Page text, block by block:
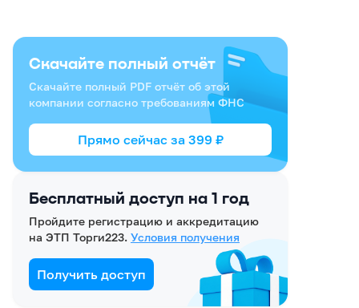
Бесплатный доступ на 1 год
Пройдите регистрацию и аккредитацию
на ЭТП Торги223. Условия получения
Получить доступ
Скачайте полный отчёт
Скачайте полный PDF отчёт об этой
компании согласно требованиям ФНС
Прямо сейчас за 399 ₽